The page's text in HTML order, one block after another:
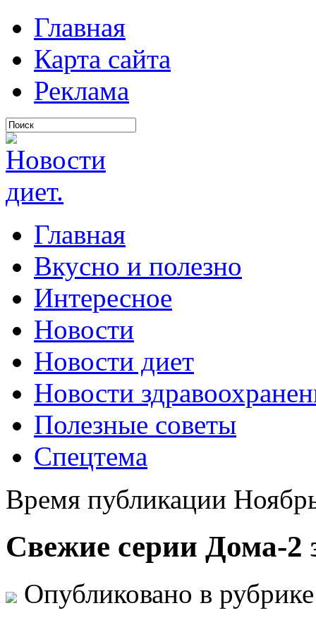
Главная
Карта сайта
Реклама
Главная
Вкусно и полезно
Интересное
Новости
Новости диет
Новости
Полезные советы
Спецтема
Время публикации
Свежие серии Дома-2
Опубликовано в